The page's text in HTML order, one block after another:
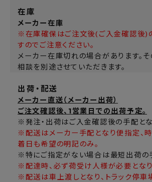
在庫
メーカー在庫
※在庫確保はご注文後(ご入金確認後)
すのでご注意ください。
メーカー在庫切れの場合があります。
相談を別途させていただきます。
出荷・配送
メーカー直送（メーカー出荷）
ご注文確認後、1営業日での出荷予定。
※発注・出荷はご入金確認後の手配とな
※配送はメーカー手配となり便指定、
着日も希望の明記のみ。
※特にご指定がない場合は最短出荷の
※配達時、必ず荷受け人様が必要となり
※配送は車上渡しとなり、トラック停車